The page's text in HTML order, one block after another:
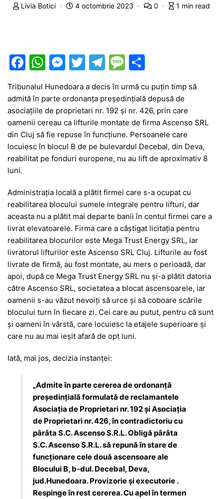
Livia Botici 4 octombrie 2023 0 1 min read
F
c
e
b
o
o
W
at
s
A
p
p
M
s
s
e
n
g
T
itt
er
T
el
e
gr
a
m
M
s
s
a
g
e
ta
je
a
z
ă
Tribunalul Hunedoara a decis în urmă cu puțin timp să
admită în parte ordonanța președințială depusă de
asociațiile de proprietari nr. 192 și nr. 426, prin care
oamenii cereau ca lifturile montate de firma Ascenso SRL
din Cluj să fie repuse în funcțiune. Persoanele care
locuiesc în blocul B de pe bulevardul Decebal, din Deva,
reabilitat pe fonduri europene, nu au lift de aproximativ 8
luni.
Administrația locală a plătit firmei care s-a ocupat cu
reabilitarea blocului sumele integrale pentru lifturi, dar
aceasta nu a plătit mai departe banii în contul firmei care a
livrat elevatoarele. Firma care a câștigat licitația pentru
reabilitarea blocurilor este Mega Trust Energy SRL, iar
livratorul lifturilor este Ascenso SRL Cluj. Lifturile au fost
livrate de firmă, au fost montate, au mers o perioadă, dar
apoi, după ce Mega Trust Energy SRL nu și-a plătit datoria
către Ascenso SRL, societatea a blocat ascensoarele, iar
oamenii s-au văzut nevoiți să urce și să coboare scările
blocului turn în fiecare zi. Cei care au putut, pentru că sunt
și oameni în vârstă, care locuiesc la etajele superioare și
care nu au mai ieșit afară de opt luni.
Iată, mai jos, decizia instanței:
„Admite în parte cererea de ordonanţă
preşedinţială formulată de reclamantele
Asociația de Proprietari nr. 192 și Asociația
de Proprietari nr. 426, în contradictoriu cu
pârâta S.C. Ascenso S.R.L. Obligă pârâta
S.C. Ascenso S.R.L. să repună în stare de
funcţionare cele două ascensoare ale
Blocului B, b-dul. Decebal, Deva,
jud.Hunedoara. Provizorie şi executorie .
Respinge în rest cererea. Cu apel în termen